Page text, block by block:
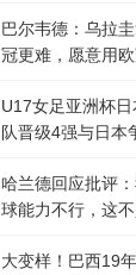
巴尔韦德：乌拉
冠更难，愿意用
U17女足亚洲杯
队晋级4强与日本
哈兰德回应批评
球能力不行，这
大变样！巴西19